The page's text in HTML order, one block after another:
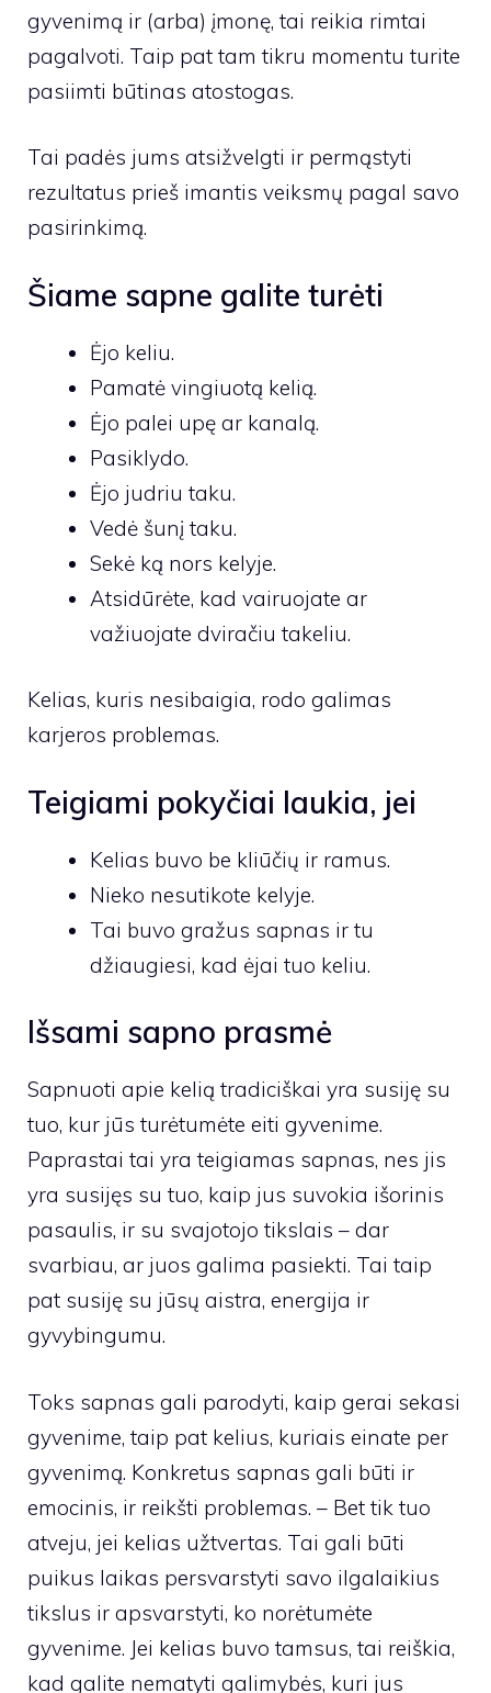
gyvenimą ir (arba) įmonę, tai reikia rimtai
pagalvoti. Taip pat tam tikru momentu turite
pasiimti būtinas atostogas.
Tai padės jums atsižvelgti ir permąstyti
rezultatus prieš imantis veiksmų pagal savo
pasirinkimą.
Šiame sapne galite turėti
Ėjo keliu.
Pamatė vingiuotą kelią.
Ėjo palei upę ar kanalą.
Pasiklydo.
Ėjo judriu taku.
Vedė šunį taku.
Sekė ką nors kelyje.
Atsidūrėte, kad vairuojate ar
važiuojate dviračiu takeliu.
Kelias, kuris nesibaigia, rodo galimas
karjeros problemas.
Teigiami pokyčiai laukia, jei
Kelias buvo be kliūčių ir ramus.
Nieko nesutikote kelyje.
Tai buvo gražus sapnas ir tu
džiaugiesi, kad ėjai tuo keliu.
Išsami sapno prasmė
Sapnuoti apie kelią tradiciškai yra susiję su
tuo, kur jūs turėtumėte eiti gyvenime.
Paprastai tai yra teigiamas sapnas, nes jis
yra susijęs su tuo, kaip jus suvokia išorinis
pasaulis, ir su svajotojo tikslais – dar
svarbiau, ar juos galima pasiekti. Tai taip
pat susiję su jūsų aistra, energija ir
gyvybingumu.
Toks sapnas gali parodyti, kaip gerai sekasi
gyvenime, taip pat kelius, kuriais einate per
gyvenimą. Konkretus sapnas gali būti ir
emocinis, ir reikšti problemas. – Bet tik tuo
atveju, jei kelias užtvertas. Tai gali būti
puikus laikas persvarstyti savo ilgalaikius
tikslus ir apsvarstyti, ko norėtumėte
gyvenime. Jei kelias buvo tamsus, tai reiškia,
kad galite nematyti galimybės, kuri jus